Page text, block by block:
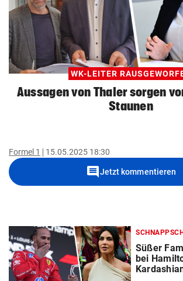
WK-LEITER
Aussagen von Thaler sorgen
Staunen
Formel 1 15.05.2025 18:30
commentJetzt kommentieren
Süßer
bei